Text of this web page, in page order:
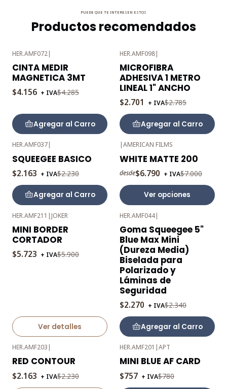
PUEDE QUE TE INTERESEN ESTOS
Productos recomendados
-3%
OFF
HER.AMF072|
CINTA MEDIR
MAGNETICA 3MT
$4.156 + IVA$4.285
Agregar al Carro
-3%
OFF
HER.AMF098|
MICROFIBRA
ADHESIVA 1 METRO
LINEAL 1" ANCHO
$2.701 + IVA$2.785
Agregar al Carro
-3%
OFF
HER.AMF037|
SQUEEGEE BASICO
$2.163 + IVA$2.230
Agregar al Carro
-3%
OFF
|AMERICAN FILMS
WHITE MATTE 200
desde$6.790 + IVA$7.000
Ver opciones
-3%
OFF
HER.AMF211 | JOKER
MINI BORDER
CORTADOR
$5.723 + IVA$5.900
Ver detalles
OFF
HER.AMF044|
Goma Squeegee 5"
Blue Max Mini
(Dureza Media)
Biselada para
Polarizado y
Láminas de
Seguridad
$2.270 + IVA$2.340
Agregar al Carro
-3%
OFF
Agotado
HER.AMF203 |
RED CONTOUR
$2.163 + IVA$2.230
-3%
OFF
HER.AMF201 |APT
MINI BLUE AF CARD
$757 + IVA$780